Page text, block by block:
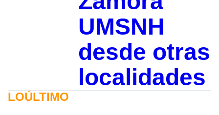
UMSNH
desde otras
localidades
LOÚLTIMO